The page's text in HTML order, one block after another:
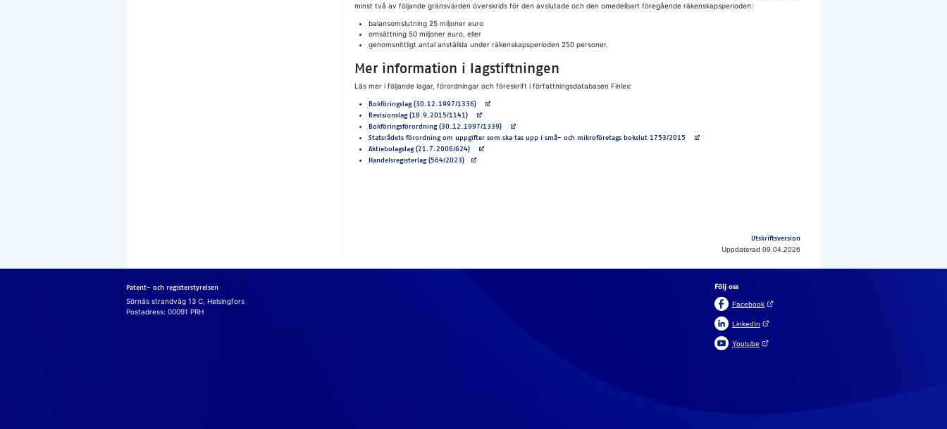
minst två av följande gränsvärden överskrids för den avslutade och den omedelbart föregående räkenskapsperioden:
balansomslutning 25 miljoner euro
omsättning 50 miljoner euro, eller
genomsnittligt antal anställda under räkenskapsperioden 250 personer.
Mer information i lagstiftningen
Läs mer i följande lagar, förordningar och föreskrift i författningsdatabasen Finlex:
Bokföringslag (30.12.1997/1336)
Avautuu uuteen välilehteen
Revisionslag (18.9.2015/1141)
Avautuu uuteen välilehteen
Bokföringsförordning (30.12.1997/1339)
Avautuu uuteen välilehteen
Statsrådets förordning om uppgifter som ska tas upp i små- och mikroföretags bokslut 1753/2015
Avautuu uuteen välilehteen
Aktiebolagslag (21.7.2006/624)
Avautuu uuteen välilehteen
Handelsregisterlag (564/2023)Avautuu uuteen välilehteen
Utskriftsversion
Uppdaterad 09.04.2026
Patent- och registerstyrelsen
Sörnäs strandväg 13 C, Helsingfors
Postadress: 00091 PRH
Följ oss
Facebook(Öppnas i en ny flik)
LinkedIn (Öppnas i en ny flik)
Youtube (Öppnas i en ny flik)